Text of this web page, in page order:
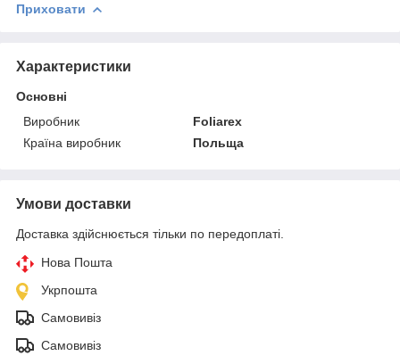
Приховати
Характеристики
Основні
Виробник
Foliarex
Країна виробник
Польща
Умови доставки
Доставка здійснюється тільки по передоплаті.
Нова Пошта
Укрпошта
Самовивіз
Самовивіз